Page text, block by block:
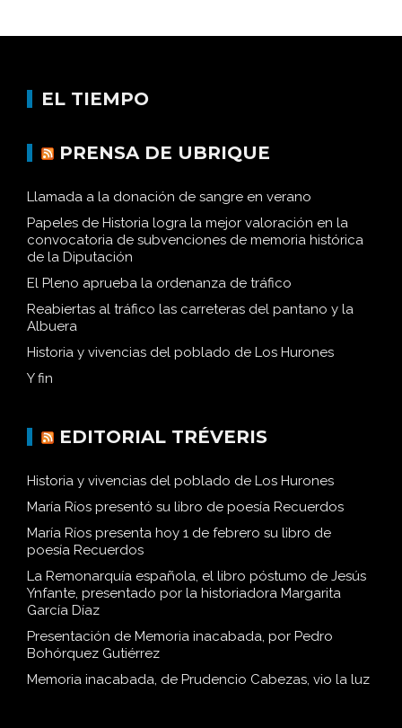
EL TIEMPO
PRENSA DE UBRIQUE
Llamada a la donación de sangre en verano
Papeles de Historia logra la mejor valoración en la
convocatoria de subvenciones de memoria histórica
de la Diputación
El Pleno aprueba la ordenanza de tráfico
Reabiertas al tráfico las carreteras del pantano y la
Albuera
Historia y vivencias del poblado de Los Hurones
Y fin
EDITORIAL TRÉVERIS
Historia y vivencias del poblado de Los Hurones
María Ríos presentó su libro de poesía Recuerdos
María Ríos presenta hoy 1 de febrero su libro de
poesía Recuerdos
La Remonarquía española, el libro póstumo de Jesús
Ynfante, presentado por la historiadora Margarita
García Díaz
Presentación de Memoria inacabada, por Pedro
Bohórquez Gutiérrez
Memoria inacabada, de Prudencio Cabezas, vio la luz